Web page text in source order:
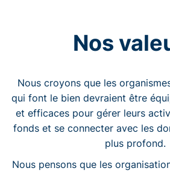
Nos
Nous croyons que les
qui font le bien devraient être
et efficaces pour gérer leurs
fonds et se connecter avec les
plus profond.
Nous pensons que les